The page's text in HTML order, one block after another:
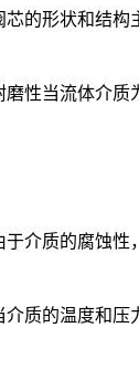
形状和结构
当流体介质为
质的腐蚀性，
的温度和压力